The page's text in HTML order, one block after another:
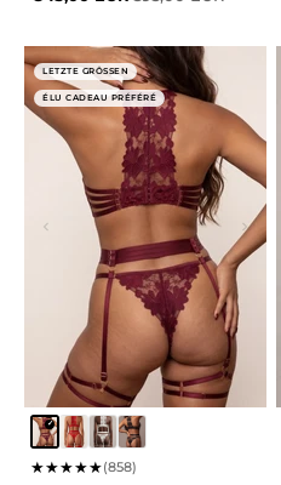
LETZTE GRÖSSEN
ÉLU CADEAU PRÉFÉRÉ
★★★★★(858)